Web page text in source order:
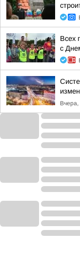
Всех
с
Вчера,